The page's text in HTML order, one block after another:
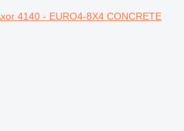
4140 - EURO4-8X4 CONCRETE